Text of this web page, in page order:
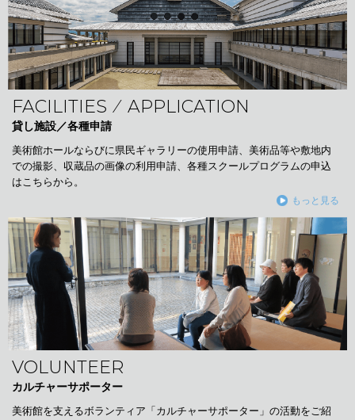
FACILITIES ⁄ APPLICATION
貸し施設／各種申請
美術館ホールならびに県民ギャラリーの使用申請、美術品等や敷地内
での撮影、収蔵品の画像の利用申請、各種スクールプログラムの申込
はこちらから。
もっと見る
VOLUNTEER
カルチャーサポーター
美術館を支えるボランティア「カルチャーサポーター」の活動をご紹